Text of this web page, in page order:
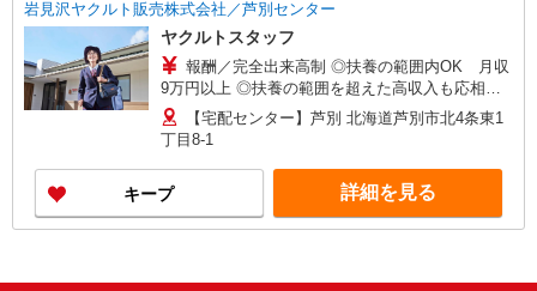
岩見沢ヤクルト販売株式会社／芦別センター
ヤクルトスタッフ
報酬／完全出来高制 ◎扶養の範囲内OK 月収
9万円以上 ◎扶養の範囲を超えた高収入も応相
談 月収17万円以上 お届けエリアにより変動しま
す 稼働時間（例）8：30〜16：00 ※少日数で働く
場合は応相談 ※研修期間中は日当支払あり（6日
間：2500円/日）
【宅配センター】芦別 北海道芦別市北4条東1
丁目8-1
キープ 詳細を見る